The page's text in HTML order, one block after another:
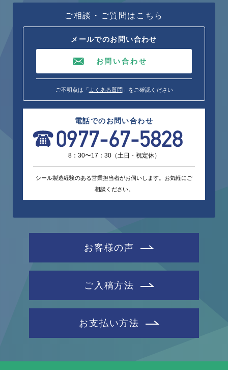
ご相談・ご質問はこちら
メールでのお問い合わせ
お問い合わせ
ご不明点は「 よくある質問 」をご確認ください
電話でのお問い合わせ
8：30〜17：30（土日・祝定休）
シール製造経験のある営業担当者がお伺いします。お気軽にご
相談ください。
お客様の声
ご入稿方法
お支払い方法